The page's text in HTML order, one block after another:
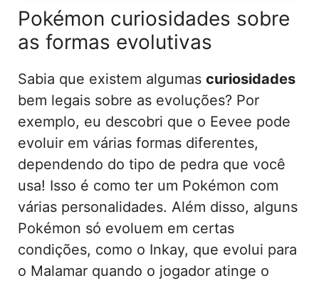
Pokémon curiosidades sobre
as formas evolutivas
Sabia que existem algumas curiosidades
bem legais sobre as evoluções? Por
exemplo, eu descobri que o Eevee pode
evoluir em várias formas diferentes,
dependendo do tipo de pedra que você
usa! Isso é como ter um Pokémon com
várias personalidades. Além disso, alguns
Pokémon só evoluem em certas
condições, como o Inkay, que evolui para
o Malamar quando o jogador atinge o